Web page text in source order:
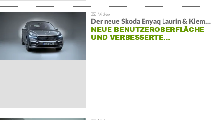
Der neue Škoda Enyaq Laurin & Klement
NEUE BENUTZEROBERFLÄCHE
UND VERBESSERTE…